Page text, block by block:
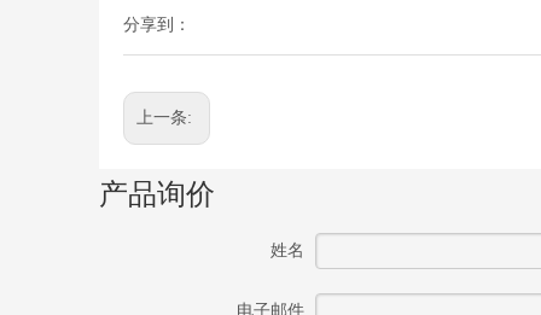
分享到：
上一条:
产品询价
姓名
电子邮件